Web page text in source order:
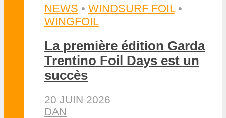
NEWS • WINDSURF FOIL •
WINGFOIL
La première édition Garda
Trentino Foil Days est un
succès
20 JUIN 2026
DAN